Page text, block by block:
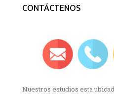
CONTÁCTENOS
Nuestros estudios esta